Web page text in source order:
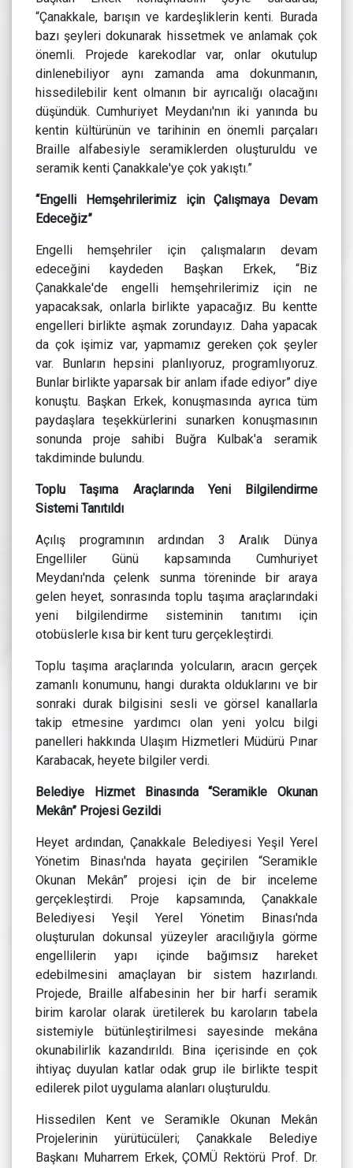
“Çanakkale, barışın ve kardeşliklerin kenti. Burada
bazı şeyleri dokunarak hissetmek ve anlamak çok
önemli. Projede karekodlar var, onlar okutulup
dinlenebiliyor aynı zamanda ama dokunmanın,
hissedilebilir kent olmanın bir ayrıcalığı olacağını
düşündük. Cumhuriyet Meydanı'nın iki yanında bu
kentin kültürünün ve tarihinin en önemli parçaları
Braille alfabesiyle seramiklerden oluşturuldu ve
seramik kenti Çanakkale'ye çok yakıştı.”
“Engelli Hemşehrilerimiz için Çalışmaya Devam
Edeceğiz”
Engelli hemşehriler için çalışmaların devam
edeceğini kaydeden Başkan Erkek, “Biz
Çanakkale'de engelli hemşehrilerimiz için ne
yapacaksak, onlarla birlikte yapacağız. Bu kentte
engelleri birlikte aşmak zorundayız. Daha yapacak
da çok işimiz var, yapmamız gereken çok şeyler
var. Bunların hepsini planlıyoruz, programlıyoruz.
Bunlar birlikte yaparsak bir anlam ifade ediyor” diye
konuştu. Başkan Erkek, konuşmasında ayrıca tüm
paydaşlara teşekkürlerini sunarken konuşmasının
sonunda proje sahibi Buğra Kulbak'a seramik
takdiminde bulundu.
Toplu Taşıma Araçlarında Yeni Bilgilendirme
Sistemi Tanıtıldı
Açılış programının ardından 3 Aralık Dünya
Engelliler Günü kapsamında Cumhuriyet
Meydanı'nda çelenk sunma töreninde bir araya
gelen heyet, sonrasında toplu taşıma araçlarındaki
yeni bilgilendirme sisteminin tanıtımı için
otobüslerle kısa bir kent turu gerçekleştirdi.
Toplu taşıma araçlarında yolcuların, aracın gerçek
zamanlı konumunu, hangi durakta olduklarını ve bir
sonraki durak bilgisini sesli ve görsel kanallarla
takip etmesine yardımcı olan yeni yolcu bilgi
panelleri hakkında Ulaşım Hizmetleri Müdürü Pınar
Karabacak, heyete bilgiler verdi.
Belediye Hizmet Binasında “Seramikle Okunan
Mekân” Projesi Gezildi
Heyet ardından, Çanakkale Belediyesi Yeşil Yerel
Yönetim Binası'nda hayata geçirilen “Seramikle
Okunan Mekân” projesi için de bir inceleme
gerçekleştirdi. Proje kapsamında, Çanakkale
Belediyesi Yeşil Yerel Yönetim Binası'nda
oluşturulan dokunsal yüzeyler aracılığıyla görme
engellilerin yapı içinde bağımsız hareket
edebilmesini amaçlayan bir sistem hazırlandı.
Projede, Braille alfabesinin her bir harfi seramik
birim karolar olarak üretilerek bu karoların tabela
sistemiyle bütünleştirilmesi sayesinde mekâna
okunabilirlik kazandırıldı. Bina içerisinde en çok
ihtiyaç duyulan katlar odak grup ile birlikte tespit
edilerek pilot uygulama alanları oluşturuldu.
Hissedilen Kent ve Seramikle Okunan Mekân
Projelerinin yürütücüleri; Çanakkale Belediye
Başkanı Muharrem Erkek, ÇOMÜ Rektörü Prof. Dr.